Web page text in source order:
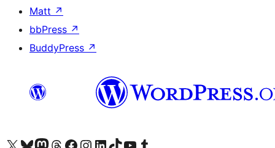
Matt ↗
bbPress ↗
BuddyPress ↗
Besök vår X-konto (f.d. Twitter)
Besök vårt Bluesky-konto
Besök vårt Mastodon-konto
Besök vårt Thread-konto
Besök vår Facebook-sidaBesök vårt Instagram-konto
Besök vårt LinkedIn-konto
Besök vårt TikTok-konto
Besök vår YouTube-kanalBesök vårt Tumblr-konto